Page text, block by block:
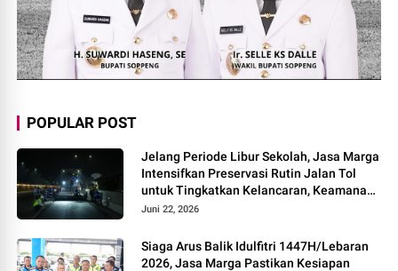
POPULAR POST
Jelang Periode Libur Sekolah, Jasa Marga
Intensifkan Preservasi Rutin Jalan Tol
untuk Tingkatkan Kelancaran, Keamanan
dan Kenyamanan Perjalanan
Juni 22, 2026
Siaga Arus Balik Idulfitri 1447H/Lebaran
2026, Jasa Marga Pastikan Kesiapan